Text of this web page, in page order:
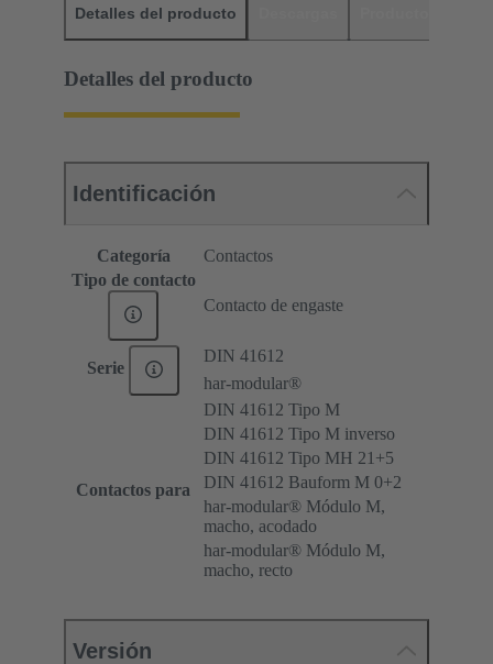
Detalles del producto
Detalles del producto
Identificación
Categoría
Contactos
Tipo de contacto
Contacto de engaste
Serie
DIN 41612
har-modular®
Contactos para
DIN 41612 Tipo M
DIN 41612 Tipo M inverso
DIN 41612 Tipo MH 21+5
DIN 41612 Bauform M 0+2
har-modular® Módulo M,
macho, acodado
har-modular® Módulo M,
macho, recto
Versión